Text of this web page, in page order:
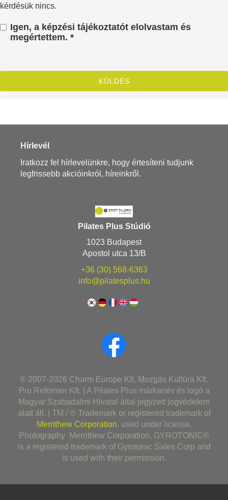
kérdésük nincs.
Igen, a képzési tájékoztatót elolvastam és
megértettem. *
Hírlevél
Iratkozz fel hírlevelünkre, hogy értesíteni tudjunk
legfrissebb akcióinkról, híreinkről.
Pilates Plus Stúdió
1023 Budapest
Apostol utca 13/B
+36 (30) 568-6363
info@pilatesplus.hu
® 2007-2026 Charm Europe Kft, Mozgás Kultúra Kft,
Pro Reformer Kft. | A Pilates Plus márkanév és logó a
Magyar Szabadalmi Hivatal által jegyzett jogvédelem
alatt áll. | TM / ® Trademark or registered trademark of
Merrithew Corporation, used under license.
Photography Merrithew Corporation. GYROTONIC®
is a registered trademark of Gyrotonic Sales Corp and
is used with their permission.